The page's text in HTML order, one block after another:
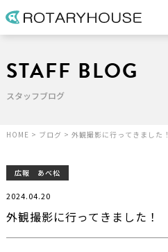
STAFF BLOG
スタッフブログ
HOME > ブログ > 外観撮影に行ってきました！
広報 あべ松
外観撮影に行ってきました！
2024.04.20